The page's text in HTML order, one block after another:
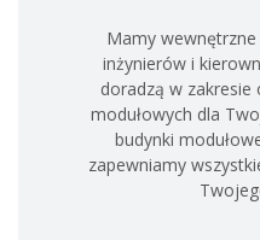
Mamy
inżynierów i
doradzą w
modułowych dla
budynki
zapewniamy